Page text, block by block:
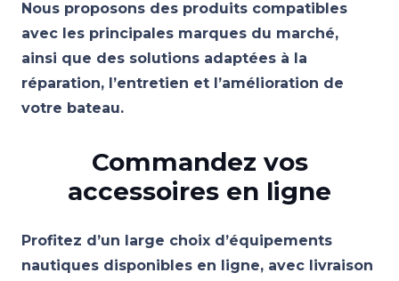
Nous proposons des produits compatibles
avec les principales marques du marché,
ainsi que des solutions adaptées à la
réparation, l’entretien et l’amélioration de
votre bateau.
Commandez vos
accessoires en ligne
Profitez d’un large choix d’équipements
nautiques disponibles en ligne, avec livraison